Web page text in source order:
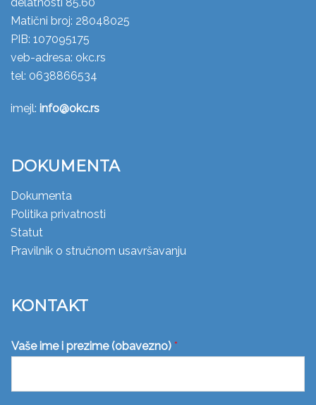
Matični broj: 28048025
PIB: 107095175
veb-adresa: okc.rs
tel: 0638866534
imejl: info@okc.rs
DOKUMENTA
Dokumenta
Politika privatnosti
Statut
Pravilnik o stručnom usavršavanju
KONTAKT
Vaše ime i prezime (obavezno) *